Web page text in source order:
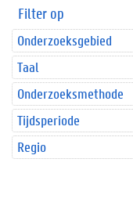
Filter op
Onderzoeksgebied
Taal
Onderzoeksmethode
Tijdsperiode
Regio